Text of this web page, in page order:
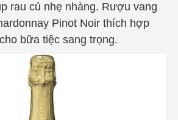
rau củ nhẹ nhàng. Rượu vang
Pinot Noir thích hợp
bữa tiệc sang trọng.